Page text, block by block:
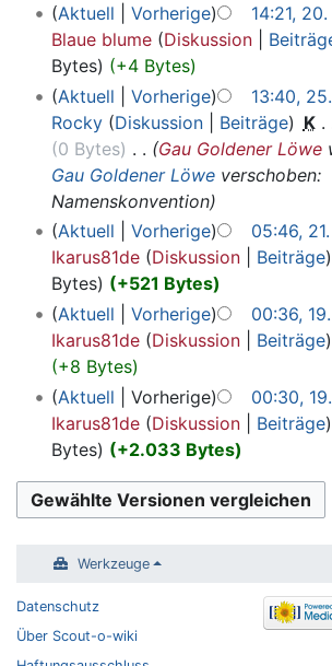
Aktuell
Vorherige
14:21,
Blaue blume
Diskussion
Bytes
+4 Bytes
Aktuell
Vorherige
13:40,
Rocky
Diskussion Beiträge K
0 Bytes
Gau Goldener Löwe
Gau Goldener Löweverschoben:
Namenskonvention
Aktuell
Vorherige
05:46,
Ikarus81de
Diskussion Beiträge
Bytes
+521 Bytes
Aktuell
Vorherige
00:36,
Ikarus81de
Diskussion Beiträge
+8 Bytes
Aktuell
Vorherige
00:30,
Ikarus81de
Diskussion Beiträge
Bytes
+2.033 Bytes
Werkzeuge
Datenschutz
Über Scout-o-wiki